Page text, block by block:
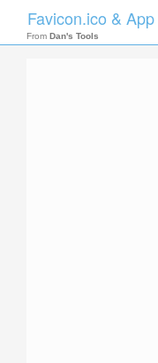
Favicon.ico &
From Dan's Tools